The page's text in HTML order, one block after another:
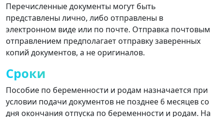
Перечисленные документы могут быть
представлены лично, либо отправлены в
электронном виде или по почте. Отправка почтовым
отправлением предполагает отправку заверенных
копий документов, а не оригиналов.
Сроки
Пособие по беременности и родам назначается при
условии подачи документов не позднее 6 месяцев со
дня окончания отпуска по беременности и родам. На